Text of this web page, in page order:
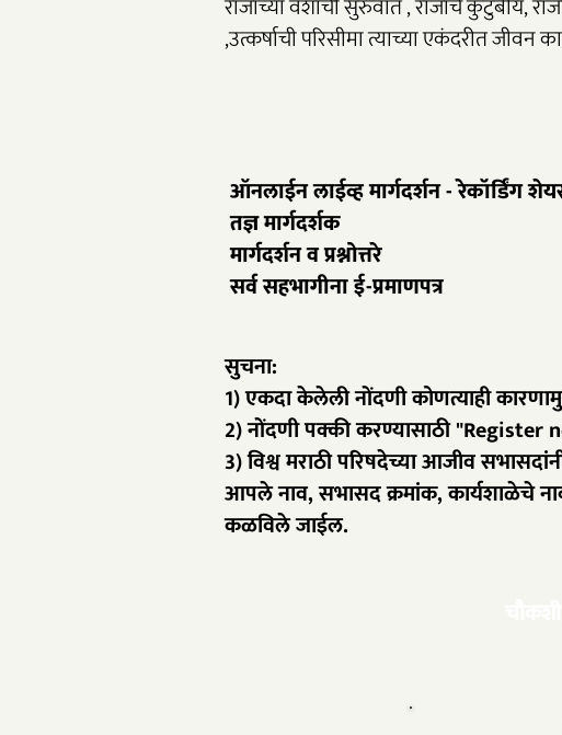
राजाच्या वंशाची सुरुवात , राजाचे कुटुंबीय,
,उत्कर्षाची परिसीमा त्याच्या एकंदरीत
​ऑनलाईन लाईव्ह मार्गदर्शन - रेकॉर्डिंग
तज्ञ मार्गदर्शक
मार्गदर्शन व प्रश्नोत्तरे
सर्व सहभागीना ई-प्रमाणपत्र
सुचना:
1) एकदा केलेली नोंदणी कोणत्याही
2) नोंदणी पक्की करण्यासाठी
3) विश्व मराठी परिषदेच्या आजीव
आपले नाव, सभासद क्रमांक, कार्यशाळेचे नाव
कळविले जाईल.